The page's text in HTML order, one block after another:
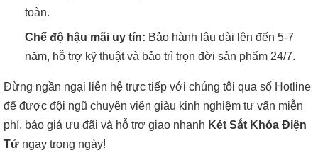
toàn.
Chế độ hậu mãi uy tín: Bảo hành lâu dài lên đến 5-7
năm, hỗ trợ kỹ thuật và bảo trì trọn đời sản phẩm 24/7.
Đừng ngần ngại liên hệ trực tiếp với chúng tôi qua số Hotline
để được đội ngũ chuyên viên giàu kinh nghiệm tư vấn miễn
phí, báo giá ưu đãi và hỗ trợ giao nhanh Két Sắt Khóa Điện
Tử ngay trong ngày!